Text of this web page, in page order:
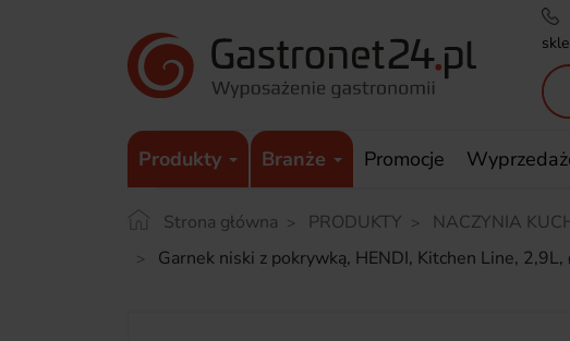
Produkty Branże Promocje
Strona główna PRODUKTY NACZYNIA
Garnek niski z pokrywką, HENDI, Kitchen Line,